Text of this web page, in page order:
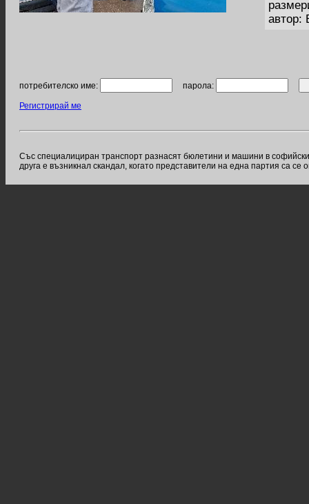
автор:
потребителско име: парола:
Регистрирай ме
Със специалициран транспорт разнасят бюлетини и машини в
друга е възникнал скандал, когато представители на една партия са се